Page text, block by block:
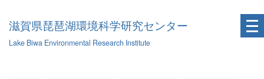
滋賀県琵琶湖環境科学研究センター
Lake Biwa Environmental Research Institute